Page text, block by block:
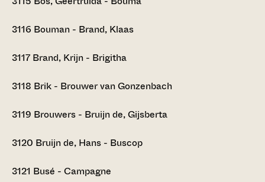
3116 Bouman - Brand, Klaas
3117 Brand, Krijn - Brigitha
3118 Brik - Brouwer van Gonzenbach
3119 Brouwers - Bruijn de, Gijsberta
3120 Bruijn de, Hans - Buscop
3121 Busé - Campagne